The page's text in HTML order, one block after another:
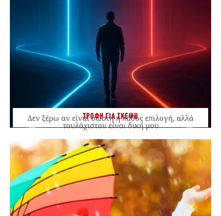
ΤΡΟΦΗ ΓΙΑ ΣΚΕΨΗ
Δεν ξέρω αν είναι σωστή ή λάθος επιλογή, αλλά
τουλάχιστον είναι δική μου